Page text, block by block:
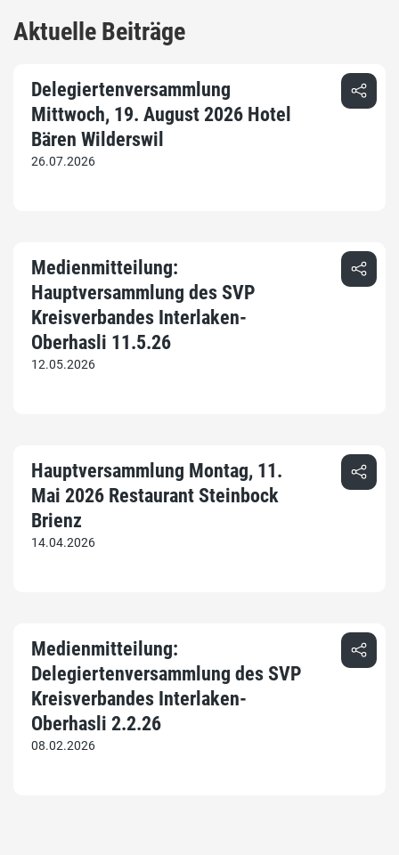
Aktuelle Beiträge
Delegiertenversammlung
Mittwoch, 19. August 2026 Hotel
Bären Wilderswil
26.07.2026
Medienmitteilung:
Hauptversammlung des SVP
Kreisverbandes Interlaken-
Oberhasli 11.5.26
12.05.2026
Hauptversammlung Montag, 11.
Mai 2026 Restaurant Steinbock
Brienz
14.04.2026
Medienmitteilung:
Delegiertenversammlung des SVP
Kreisverbandes Interlaken-
Oberhasli 2.2.26
08.02.2026